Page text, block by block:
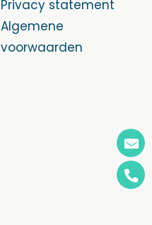
Privacy statement
Algemene
voorwaarden